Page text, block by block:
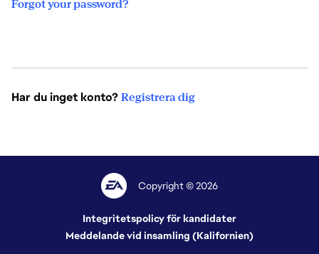
Forgot your password?
Har du inget konto? Registrera dig
Copyright © 2026
Integritetspolicy för kandidater
Meddelande vid insamling (Kalifornien)